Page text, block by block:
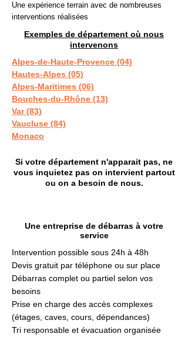
Une expérience terrain avec de nombreuses
interventions réalisées
Exemples de département où nous
intervenons
Alpes-de-Haute-Provence (04)
Hautes-Alpes (05)
Alpes-Maritimes (06)
Bouches-du-Rhône (13)
Var (83)
Vaucluse (84)
Monaco
Si votre département n'apparait pas, ne
vous inquietez pas on intervient partout
ou on a besoin de nous.
Une entreprise de débarras à votre
service
Intervention possible sous 24h à 48h
Devis gratuit par téléphone ou sur place
Débarras complet ou partiel selon vos
besoins
Prise en charge des accès complexes
(étages, caves, cours, dépendances)
Tri responsable et évacuation organisée